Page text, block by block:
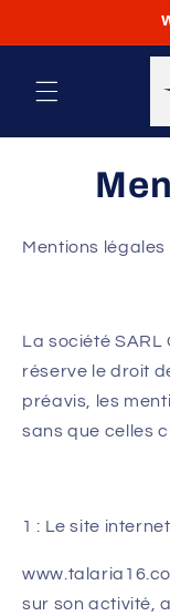
au
Mentions légales
La société SARL
réserve le droit
préavis, les
sans que celles
1 : Le site internet
sur son activité,